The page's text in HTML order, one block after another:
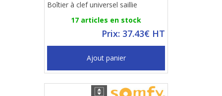
Boîtier à clef universel saillie
17 articles en stock
Prix: 37.43€ HT
Ajout panier